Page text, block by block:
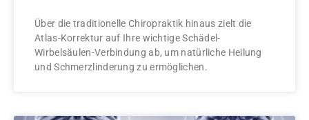
Über die traditionelle Chiropraktik hinaus zielt die
Atlas-Korrektur auf Ihre wichtige Schädel-
Wirbelsäulen-Verbindung ab, um natürliche Heilung
und Schmerzlinderung zu ermöglichen.